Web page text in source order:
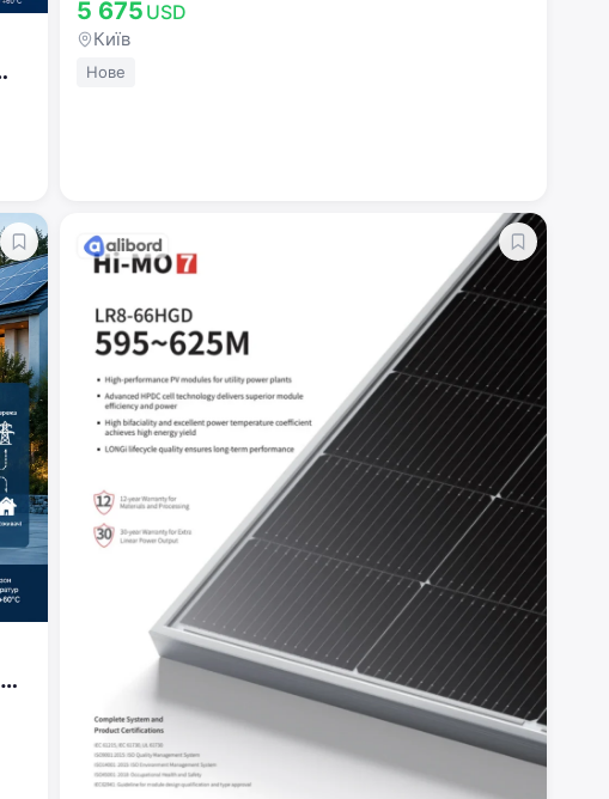
(6 MPPT, високовольтний, WiFi)
5 675 USD
Київ
Нове